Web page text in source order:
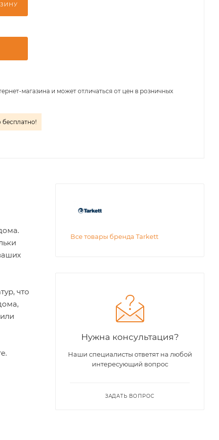
магазина и может отличаться от цен в розничных
бесплатно!
что
Все товары бренда Tarkett
Нужна консультация?
Наши специалисты ответят на любой
интересующий вопрос
ЗАДАТЬ ВОПРОС